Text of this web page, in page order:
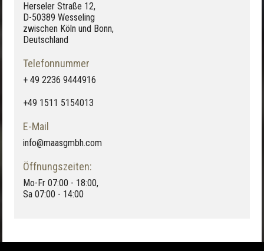
Herseler Straße 12,
D-50389 Wesseling
zwischen Köln und Bonn,
Deutschland
Telefonnummer
+ 49 2236 9444916
+49 1511 5154013
E-Mail
info@maasgmbh.com
Öffnungszeiten:
Mo-Fr 07:00 - 18:00,
Sa 07:00 - 14:00